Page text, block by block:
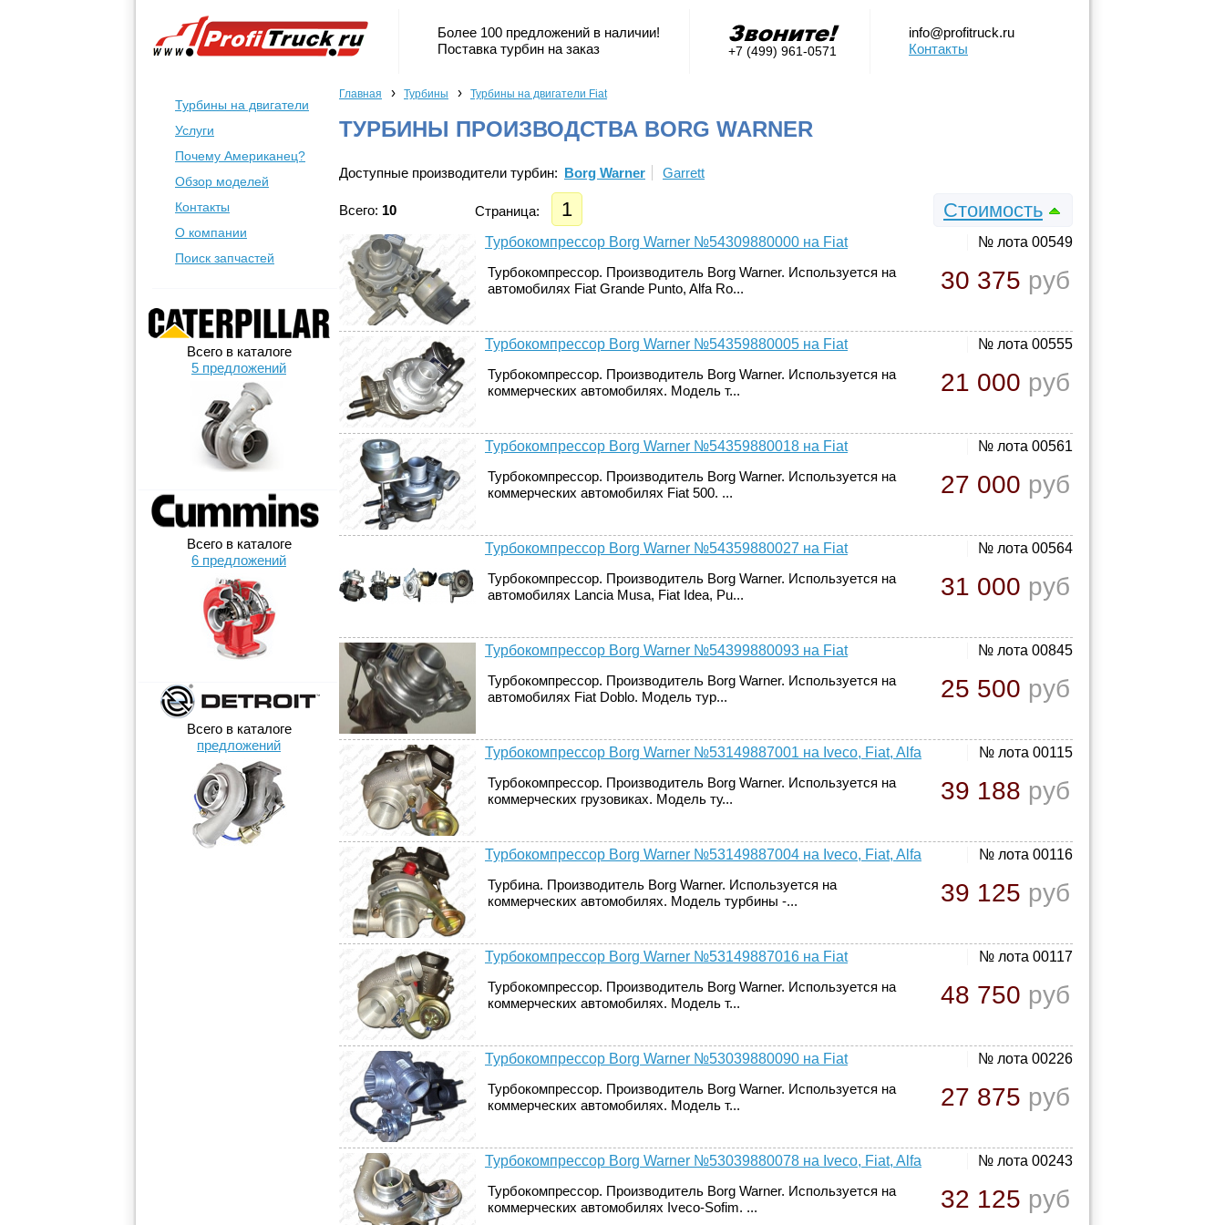
Более 100 предложений в наличии!
Поставка турбин на заказ
+7 (499) 961-0571
info@profitruck.ru
Контакты
Турбины на двигатели
Услуги
Почему Американец?
Обзор моделей
Контакты
О компании
Поиск запчастей
Всего в каталоге
5 предложений
Всего в каталоге
6 предложений
Всего в каталоге
предложений
Главная › Турбины › Турбины на двигатели Fiat
ТУРБИНЫ ПРОИЗВОДСТВА BORG WARNER
Доступные производители турбин: Borg Warner Garrett
Всего: 10 Страница: 1 Стоимость
Турбокомпрессор Borg Warner №54309880000 на Fiat
№ лота 00549
Турбокомпрессор. Производитель Borg Warner. Используется на
автомобилях Fiat Grande Punto, Alfa Ro...
30 375 руб
Турбокомпрессор Borg Warner №54359880005 на Fiat
№ лота 00555
Турбокомпрессор. Производитель Borg Warner. Используется на
коммерческих автомобилях. Модель т...
21 000 руб
Турбокомпрессор Borg Warner №54359880018 на Fiat
№ лота 00561
Турбокомпрессор. Производитель Borg Warner. Используется на
коммерческих автомобилях Fiat 500. ...
27 000 руб
Турбокомпрессор Borg Warner №54359880027 на Fiat
№ лота 00564
Турбокомпрессор. Производитель Borg Warner. Используется на
автомобилях Lancia Musa, Fiat Idea, Pu...
31 000 руб
Турбокомпрессор Borg Warner №54399880093 на Fiat
№ лота 00845
Турбокомпрессор. Производитель Borg Warner. Используется на
автомобилях Fiat Doblo. Модель тур...
25 500 руб
Турбокомпрессор Borg Warner №53149887001 на Iveco, Fiat, Alfa
№ лота 00115
Турбокомпрессор. Производитель Borg Warner. Используется на
коммерческих грузовиках. Модель ту...
39 188 руб
Турбокомпрессор Borg Warner №53149887004 на Iveco, Fiat, Alfa
№ лота 00116
Турбина. Производитель Borg Warner. Используется на
коммерческих автомобилях. Модель турбины -...
39 125 руб
Турбокомпрессор Borg Warner №53149887016 на Fiat
№ лота 00117
Турбокомпрессор. Производитель Borg Warner. Используется на
коммерческих автомобилях. Модель т...
48 750 руб
Турбокомпрессор Borg Warner №53039880090 на Fiat
№ лота 00226
Турбокомпрессор. Производитель Borg Warner. Используется на
коммерческих автомобилях. Модель т...
27 875 руб
Турбокомпрессор Borg Warner №53039880078 на Iveco, Fiat, Alfa
№ лота 00243
Турбокомпрессор. Производитель Borg Warner. Используется на
коммерческих автомобилях Iveco-Sofim. ...
32 125 руб